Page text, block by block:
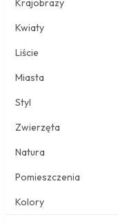
Krajobrazy
Kwiaty
Liście
Miasta
Styl
Zwierzęta
Natura
Pomieszczenia
Kolory